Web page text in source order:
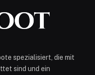
spezialisiert, die mit
sind und ein